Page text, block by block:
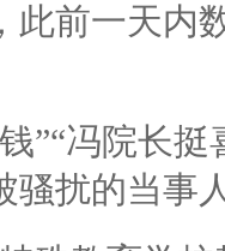
此前一天内
”“冯院长
骚扰的当事